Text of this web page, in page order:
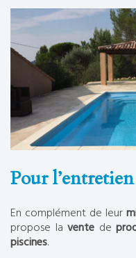
Pour
En complément de leur
propose la vente de
piscines.